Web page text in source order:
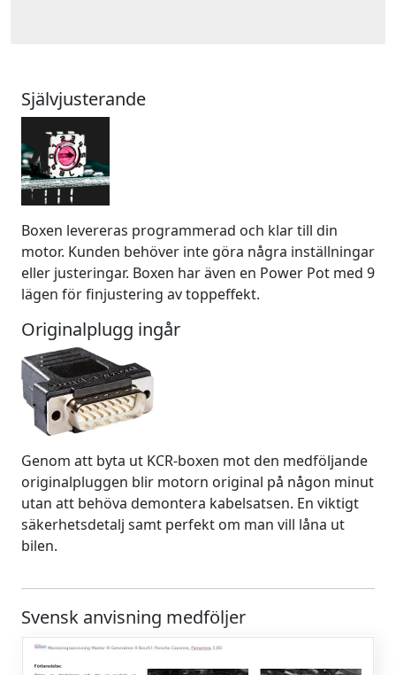
Självjusterande
Boxen levereras programmerad och klar till din
motor. Kunden behöver inte göra några inställningar
eller justeringar. Boxen har även en Power Pot med 9
lägen för finjustering av toppeffekt.
Originalplugg ingår
Genom att byta ut KCR-boxen mot den medföljande
originalpluggen blir motorn original på någon minut
utan att behöva demontera kabelsatsen. En viktigt
säkerhetsdetalj samt perfekt om man vill låna ut
bilen.
Svensk anvisning medföljer